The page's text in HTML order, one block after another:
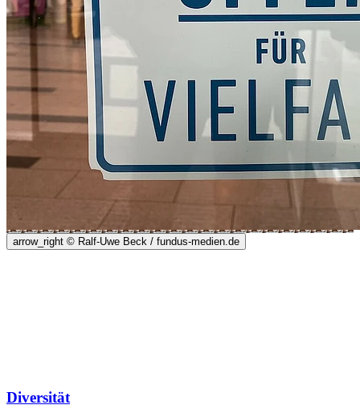
arrow_right © Ralf-Uwe Beck / fundus-medien.de
Diversität